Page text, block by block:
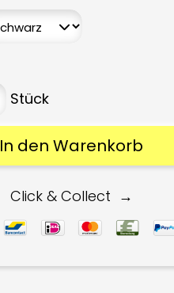
In den Warenkorb
Click & Collect